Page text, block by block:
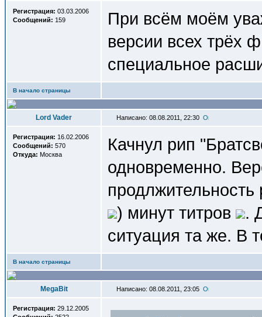
Регистрация: 03.03.2006
Сообщений: 159
При всём моём
версии всех трёх
специальное
В начало страницы
Lord Vader Написано: 08.08.2011, 22:30
Регистрация: 16.02.2006
Сообщений: 570
Откуда: Москва
Качнул рип
одновременно.
) минут титров
.
ситуация та же. В
В начало страницы
MegaBit Написано: 08.08.2011, 23:05
Регистрация: 29.12.2005